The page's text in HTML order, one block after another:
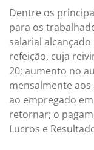
Dentre os
para os
salarial
refeição, cuja
20; aumento no
mensalmente
ao empregado
retornar; o
Lucros e